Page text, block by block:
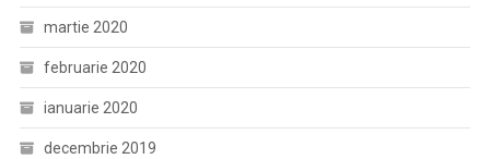
martie 2020
februarie 2020
ianuarie 2020
decembrie 2019